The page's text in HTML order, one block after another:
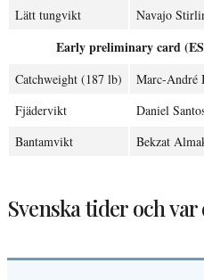
Lätt tungvikt Navajo
Early preliminary card
Catchweight (187 lb) Marc-André
Fjädervikt
Daniel
Bantamvikt
Bekzat
Svenska tider och